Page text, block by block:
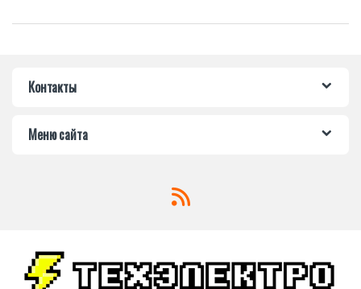
Контакты
Меню сайта